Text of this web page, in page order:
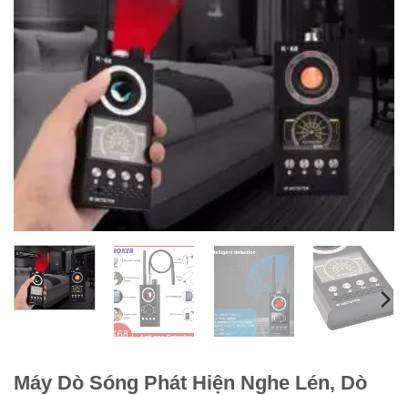
Máy Dò Sóng Phát Hiện Nghe Lén, Dò